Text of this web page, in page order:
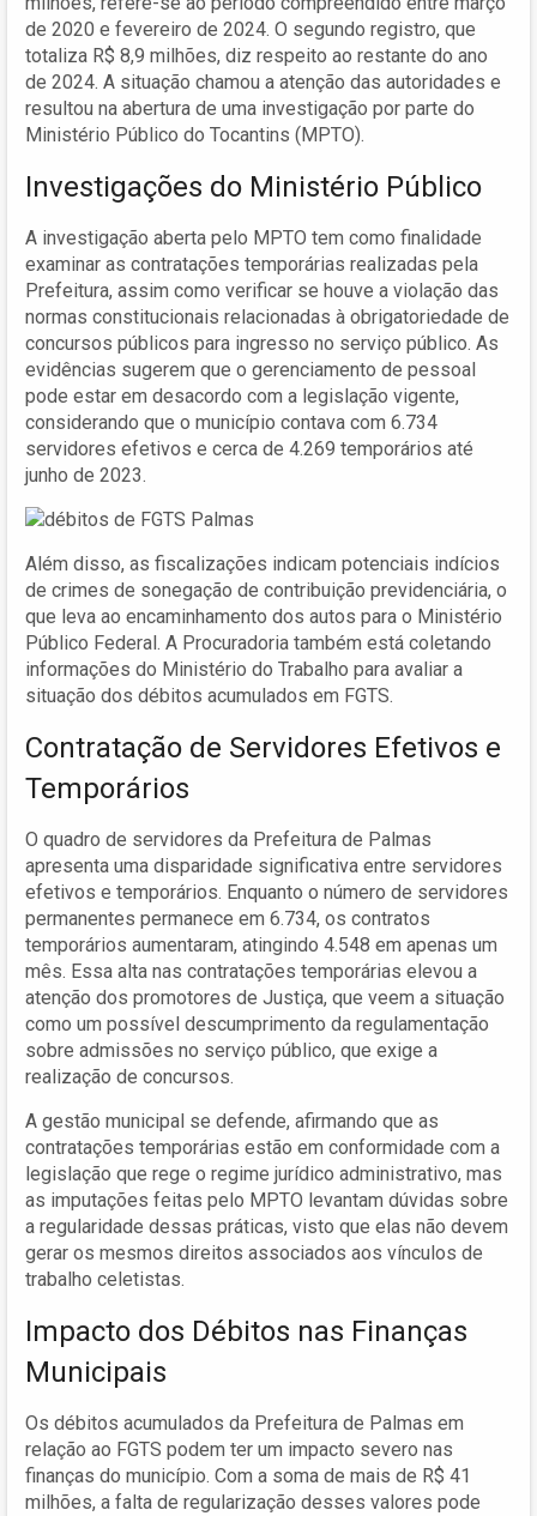
de 2020 e fevereiro de 2024. O segundo registro, que
totaliza R$ 8,9 milhões, diz respeito ao restante do ano
de 2024. A situação chamou a atenção das autoridades e
resultou na abertura de uma investigação por parte do
Ministério Público do Tocantins (MPTO).
Investigações do Ministério Público
A investigação aberta pelo MPTO tem como finalidade
examinar as contratações temporárias realizadas pela
Prefeitura, assim como verificar se houve a violação das
normas constitucionais relacionadas à obrigatoriedade de
concursos públicos para ingresso no serviço público. As
evidências sugerem que o gerenciamento de pessoal
pode estar em desacordo com a legislação vigente,
considerando que o município contava com 6.734
servidores efetivos e cerca de 4.269 temporários até
junho de 2023.
Além disso, as fiscalizações indicam potenciais indícios
de crimes de sonegação de contribuição previdenciária, o
que leva ao encaminhamento dos autos para o Ministério
Público Federal. A Procuradoria também está coletando
informações do Ministério do Trabalho para avaliar a
situação dos débitos acumulados em FGTS.
Contratação de Servidores Efetivos e
Temporários
O quadro de servidores da Prefeitura de Palmas
apresenta uma disparidade significativa entre servidores
efetivos e temporários. Enquanto o número de servidores
permanentes permanece em 6.734, os contratos
temporários aumentaram, atingindo 4.548 em apenas um
mês. Essa alta nas contratações temporárias elevou a
atenção dos promotores de Justiça, que veem a situação
como um possível descumprimento da regulamentação
sobre admissões no serviço público, que exige a
realização de concursos.
A gestão municipal se defende, afirmando que as
contratações temporárias estão em conformidade com a
legislação que rege o regime jurídico administrativo, mas
as imputações feitas pelo MPTO levantam dúvidas sobre
a regularidade dessas práticas, visto que elas não devem
gerar os mesmos direitos associados aos vínculos de
trabalho celetistas.
Impacto dos Débitos nas Finanças
Municipais
Os débitos acumulados da Prefeitura de Palmas em
relação ao FGTS podem ter um impacto severo nas
finanças do município. Com a soma de mais de R$ 41
milhões, a falta de regularização desses valores pode